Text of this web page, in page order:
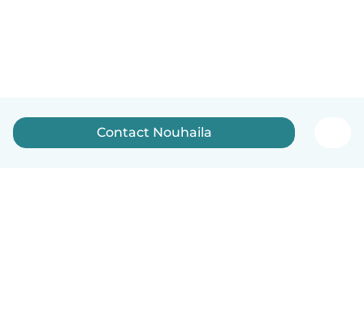
Contact Nouhaila